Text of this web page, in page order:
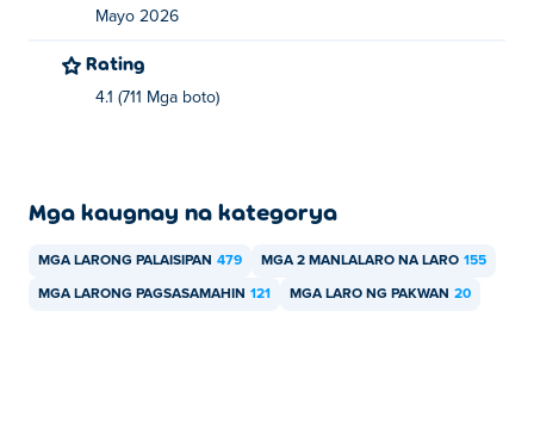
Mayo 2026
Rating
4.1 (711 Mga boto)
Mga kaugnay na kategorya
MGA LARONG PALAISIPAN 479 MGA 2 MANLALARO NA LARO 155
MGA LARONG PAGSASAMAHIN 121 MGA LARO NG PAKWAN 20